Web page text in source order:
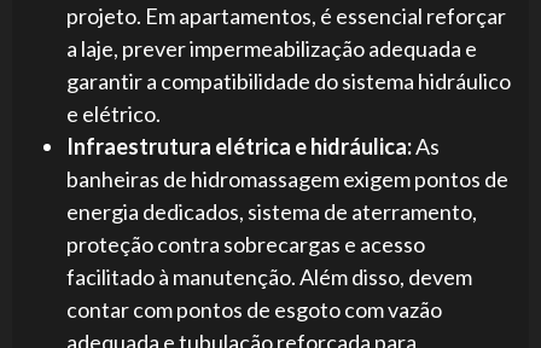
projeto. Em apartamentos, é essencial reforçar
a laje, prever impermeabilização adequada e
garantir a compatibilidade do sistema hidráulico
e elétrico.
Infraestrutura elétrica e hidráulica:As
banheiras de hidromassagem exigem pontos de
energia dedicados, sistema de aterramento,
proteção contra sobrecargas e acesso
facilitado à manutenção. Além disso, devem
contar com pontos de esgoto com vazão
adequada e tubulação reforçada para